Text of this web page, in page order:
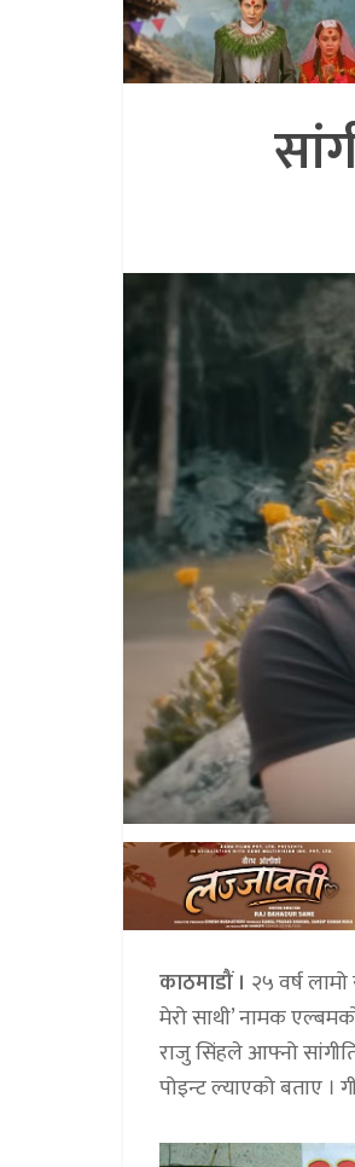
काठमाडौं । २५ वर्ष
मेरो साथी’ नामक
राजु सिंहले आफ्नो
पोइन्ट ल्याएको बताए